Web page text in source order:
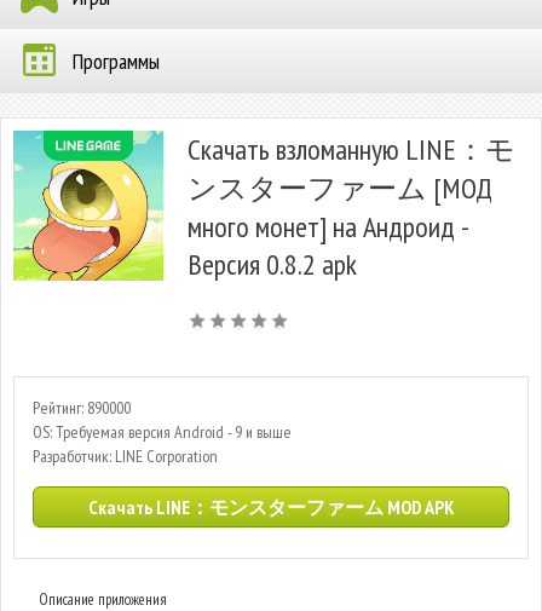
Программы
Скачать взломанную LINE：モ
ンスターファーム [МОД
много монет] на Андроид -
Версия 0.8.2 apk
Рейтинг: 890000
OS: Требуемая версия Android - 9 и выше
Разработчик: LINE Corporation
Скачать LINE：モンスターファーム MOD APK
Описание приложения